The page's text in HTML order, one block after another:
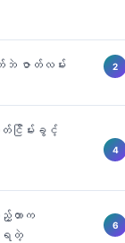
ဇာတ်လမ်း
ငြိမ်းခွင့်
တာက
ရတဲ့